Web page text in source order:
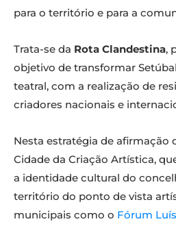
para o território e para a
Trata-se da Rota Clandestina,
objetivo de transformar
teatral, com a realização de
criadores nacionais e
Nesta estratégia de afirmação
Cidade da Criação Artística,
a identidade cultural do
território do ponto de vista
municipais como o Fórum